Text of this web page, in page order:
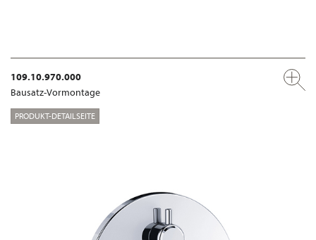
109.10.970.000
Bausatz-Vormontage
PRODUKT-DETAILSEITE